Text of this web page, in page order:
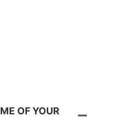
OF YOUR